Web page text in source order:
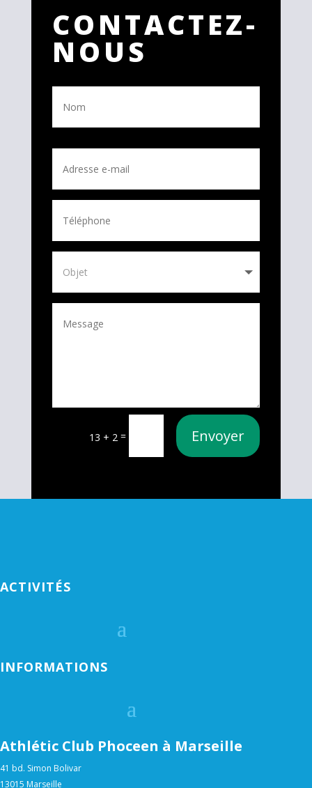
CONTACTEZ-
NOUS
13 + 2 = Envoyer
ACTIVITÉS
INFORMATIONS
Athlétic Club Phoceen à Marseille
41 bd. Simon Bolivar
13015 Marseille